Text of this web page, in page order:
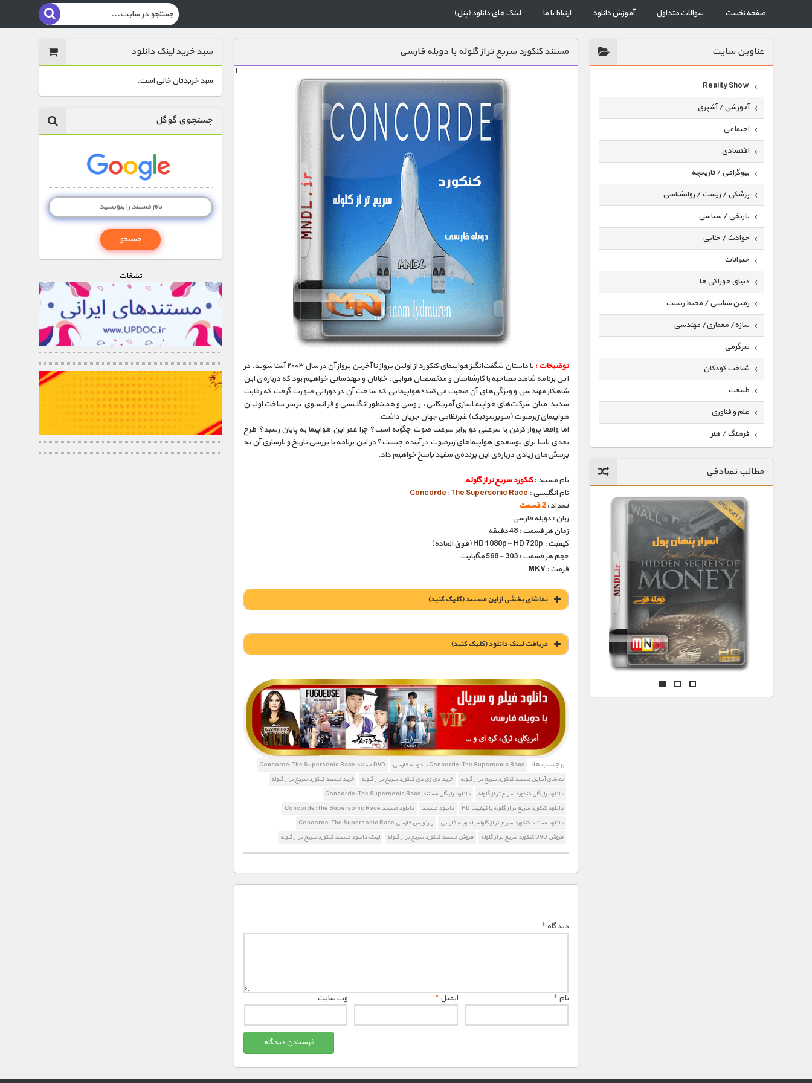
صفحه نخست سوالات متداول آموزش دانلود ارتباط با ما لینک های دانلود (پنل)
عناوين سايت
Reality Show
آموزشی / آشپزی
اجتماعی
اقتصادی
بیوگرافی / تاریخچه
پزشکی / زیست / روانشناسی
تاریخی / سیاسی
حوادث / جنایی
حیوانات
دنیای خوراکی ها
زمین شناسی / محیط زیست
سازه/ معماری/ مهندسی
سرگرمی
شناخت کودکان
طبیعت
علم و فناوری
فرهنگ / هنر
گردشگری
ماورایی
مسابقات / ورزشی
مستند های اختصاصی
مطالب تصادفي
مستند کنکورد سریع تر از گلوله با دوبله فارسی
ا
توضیحات :
با داستان شگفت‌انگیز هواپیمای کنکورد از اولین پرواز تا آخرین پرواز آن در سال ۲۰۰۳ آشنا شوید. در
این برنامه شاهد مصاحبه با کارشناسان و متخصصان هوایی، خلبانان و مهندسانی خواهیم بود که درباره‌ی این
شاهکار مهندسی و ویژگی‌های آن صحبت می‌کنند؛ هواپیمایی که ساخت آن در دورانی صورت گرفت که رقابت
شدید میان شرکت‌های هواپیماسازی آمریکایی، روسی و همینطور انگلیسی و فرانسوی بر سر ساخت اولین
هواپیمای زبرصوت (سوپرسونیک) غیرنظامی جهان جریان داشت.
اما واقعا پرواز کردن با سرعتی دو برابر سرعت صوت چگونه است؟ چرا عمر این هواپیما به پایان رسید؟ طرح
بعدی ناسا برای توسعه‌ی هواپیماهای زبرصوت در آینده چیست؟ در این برنامه با بررسی تاریخ و بازسازی آن به
پرسش‌های زیادی درباره‌ی این پرنده‌ی سفید پاسخ خواهیم داد.
نام مستند :کنکورد سریع تر از گلوله
نام انگلیسی : Concorde: The Supersonic Race
تعداد :2 قسمت
زبان : دوبله فارسی
زمان هر قسمت : 48 دقیقه
کیفیت : HD 1080p – HD 720p (فوق العاده)
حجم هر قسمت : 303 – 568 مگابایت
فرمت : MKV
تماشای بخشی از این مستند (کلیک کنید)
دریافت لينک دانلود (کليک کنيد)
1900 تومان – دانلود قسمت 1 (افزودن به سبد خريد)
1900 تومان – دانلود قسمت 2 (افزودن به سبد خريد)
برچسب ها: Concorde: The Supersonic Race با دوبله فارسی
DVD مستند Concorde: The Supersonic Race
تماشای آنلاین مستند کنکورد سریع تر از گلوله
خرید دی وی دی کنکورد سریع تر از گلوله
خرید مستند کنکورد سریع تر از گلوله
دانلود رایگان کنکورد سریع تر از گلوله
دانلود رایگان مستند Concorde: The Supersonic Race
دانلود کنکورد سریع تر از گلوله با کیفیت HD
دانلود مستند
دانلود مستند Concorde: The Supersonic Race
دانلود مستند کنکورد سریع تر از گلوله با دوبله فارسی
زیرنویس فارسی Concorde: The Supersonic Race
فروش DVD کنکورد سریع تر از گلوله
فروش مستند کنکورد سریع تر از گلوله لینک دانلود مستند کنکورد سریع تر از گلوله
دیدگاه*
نام* ایمیل* وب‌ سایت
سبد خرید لینک دانلود
سبد خریدتان خالی است.
جستجوی گوگل
تبليغات